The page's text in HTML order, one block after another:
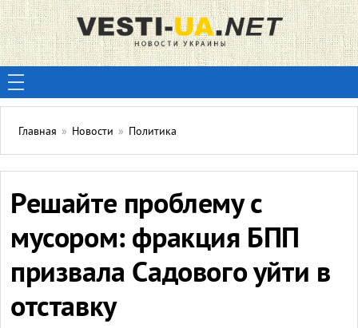
Главная » Новости » Политика
Решайте проблему с
мусором: фракция БПП
призвала Садового уйти в
отставку